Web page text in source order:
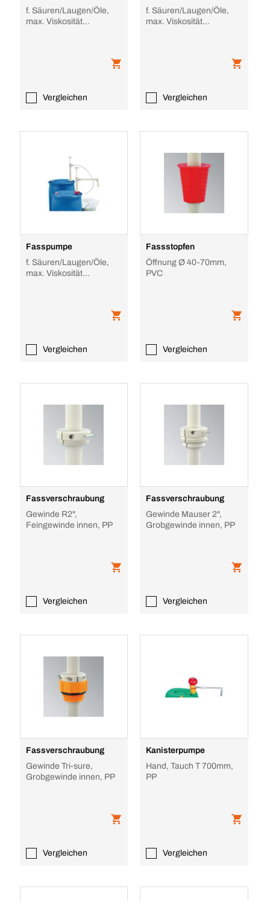
f. Säuren/Laugen/Öle,
max. Viskosität
Vergleichen
f. Säuren/Laugen/Öle,
max. Viskosität
Vergleichen
Fasspumpe
f. Säuren/Laugen/Öle,
max. Viskosität
Vergleichen
Fassstopfen
Öffnung Ø 40-70mm,
PVC
Vergleichen
Fassverschraubung
Gewinde R2",
Feingewinde innen, PP
Vergleichen
Fassverschraubung
Gewinde Mauser 2",
Grobgewinde innen, PP
Vergleichen
Fassverschraubung
Gewinde Tri-sure,
Grobgewinde innen, PP
Vergleichen
Kanisterpumpe
Hand, Tauch T 700mm,
PP
Vergleichen